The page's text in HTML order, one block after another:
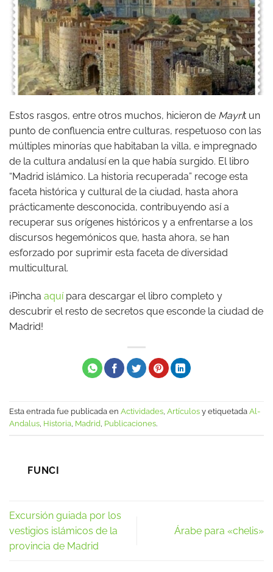
Estos rasgos, entre otros muchos, hicieron de Mayrit un
punto de confluencia entre culturas, respetuoso con las
múltiples minorías que habitaban la villa, e impregnado
de la cultura andalusí en la que había surgido. El libro
“Madrid islámico. La historia recuperada” recoge esta
faceta histórica y cultural de la ciudad, hasta ahora
prácticamente desconocida, contribuyendo así a
recuperar sus orígenes históricos y a enfrentarse a los
discursos hegemónicos que, hasta ahora, se han
esforzado por suprimir esta faceta de diversidad
multicultural.
¡Pincha aquípara descargar el libro completo y
descubrir el resto de secretos que esconde la ciudad de
Madrid!
Esta entrada fue publicada en Actividades, Artículos y etiquetada Al-
Andalus, Historia, Madrid, Publicaciones.
FUNCI
Excursión guiada por los
vestigios islámicos de la
provincia de Madrid
Árabe para «chelis»